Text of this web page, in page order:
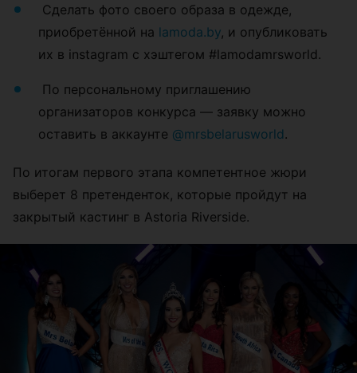
Сделать фото своего образа в одежде,
приобретённой на lamoda.by, и опубликовать
их в instagram с хэштегом #lamodamrsworld.
По персональному приглашению
организаторов конкурса — заявку можно
оставить в аккаунте @mrsbelarusworld .
По итогам первого этапа компетентное жюри
выберет 8 претенденток, которые пройдут на
закрытый кастинг в Astoria Riversidе.